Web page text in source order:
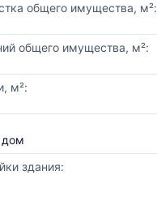
общего имущества, м²:
общего имущества, м²:
м²:
дом
здания: